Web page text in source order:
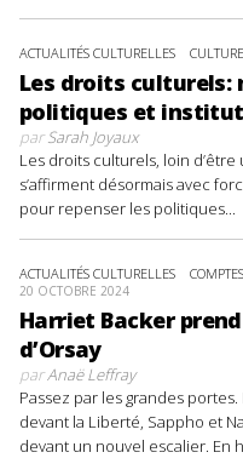
ACTUALITÉS CULTURELLES
Les droits
politiques et
parSarah Joyaux
Les droits culturels, loin
s’affirment désormais avec
pour repenser les politiques...
ACTUALITÉS CULTURELLES
20 OCTOBRE 2024
Harriet Backer
d’Orsay
parAnaë Leffray
Passez par les grandes
devant la Liberté, Sappho et
devant un nouvel escalier. En